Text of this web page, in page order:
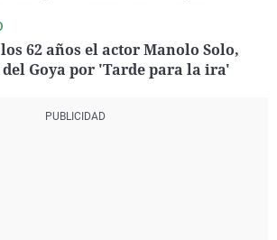
62 años el actor Manolo Solo,
Goya por 'Tarde para la ira'